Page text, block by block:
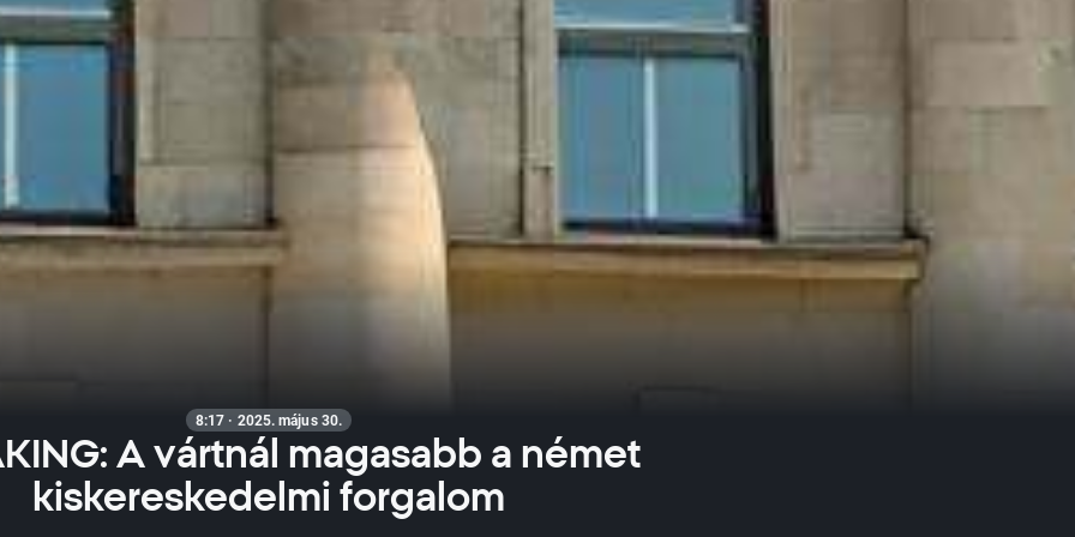
8:17 · 2025. május 30.
A vártnál magasabb a német
kiskereskedelmi forgalom